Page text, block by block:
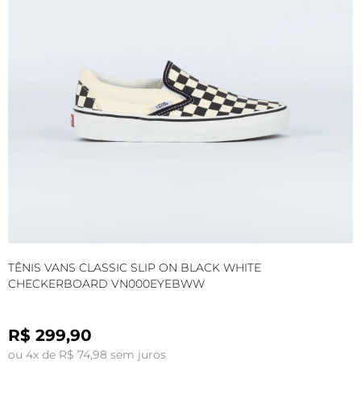
TÊNIS VANS CLASSIC SLIP ON BLACK WHITE
CHECKERBOARD VN000EYEBWW
R$ 299,90
ou 4x de R$ 74,98 sem juros